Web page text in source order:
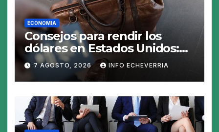
ECONOMIA
Consejos para rendir los
dólares en Estados Unidos:
claves para no gastar de más
en el viaje
7 AGOSTO, 2026 INFO ECHEVERRIA